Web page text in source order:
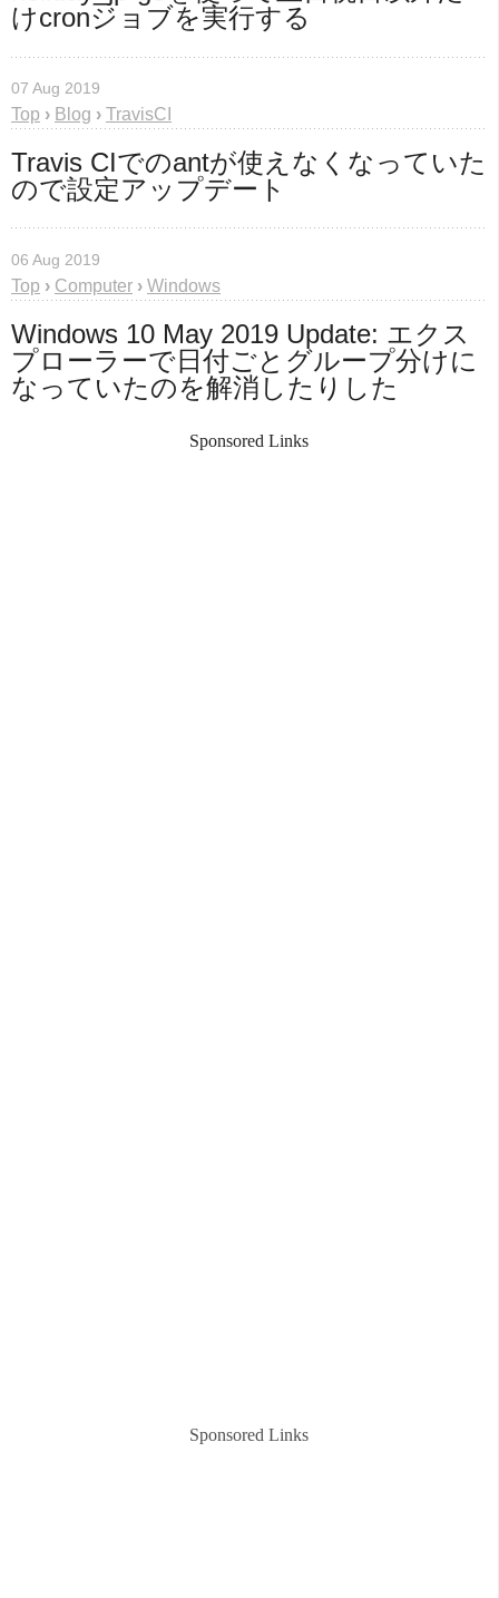
けcronジョブを実行する
07 Aug 2019
Top › Blog › TravisCI
Travis CIでのantが使えなくなっていた
ので設定アップデート
06 Aug 2019
Top › Computer › Windows
Windows 10 May 2019 Update: エクス
プローラーで日付ごとグループ分けに
なっていたのを解消したりした
Sponsored Links
Sponsored Links